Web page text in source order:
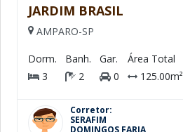
JARDIM BRASIL
AMPARO-SP
Dorm.
3
Banh.
2
Gar.
0
Área Total
125.00m²
Corretor:
SERAFIM
DOMINGOS FARIA